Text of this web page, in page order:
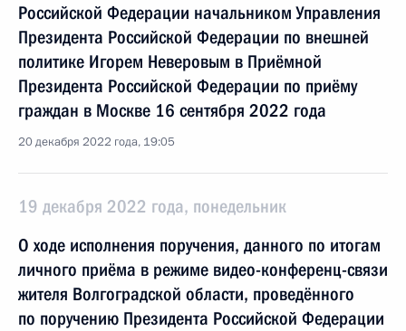
Российской Федерации начальником Управления
Президента Российской Федерации по внешней
политике Игорем Неверовым в Приёмной
Президента Российской Федерации по приёму
граждан в Москве 16 сентября 2022 года
20 декабря 2022 года, 19:05
19 декабря 2022 года, понедельник
О ходе исполнения поручения, данного по итогам
личного приёма в режиме видео-конференц-связи
жителя Волгоградской области, проведённого
по поручению Президента Российской Федерации